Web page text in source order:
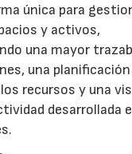
única para
y activos,
una mayor
una
recursos y una
desarrollada